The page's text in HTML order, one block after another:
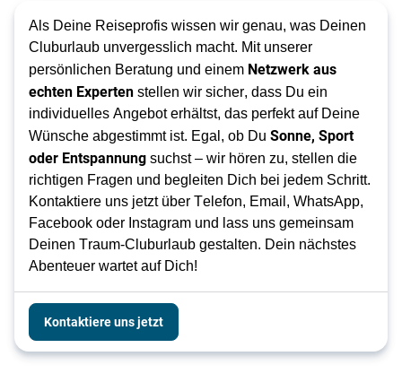
Als Deine Reiseprofis wissen wir genau, was Deinen
Cluburlaub unvergesslich macht. Mit unserer
persönlichen Beratung und einem Netzwerk aus
echten Experten stellen wir sicher, dass Du ein
individuelles Angebot erhältst, das perfekt auf Deine
Wünsche abgestimmt ist. Egal, ob Du Sonne, Sport
oder Entspannung suchst – wir hören zu, stellen die
richtigen Fragen und begleiten Dich bei jedem Schritt.
Kontaktiere uns jetzt über Telefon, Email, WhatsApp,
Facebook oder Instagram und lass uns gemeinsam
Deinen Traum-Cluburlaub gestalten. Dein nächstes
Abenteuer wartet auf Dich!
Kontaktiere uns jetzt